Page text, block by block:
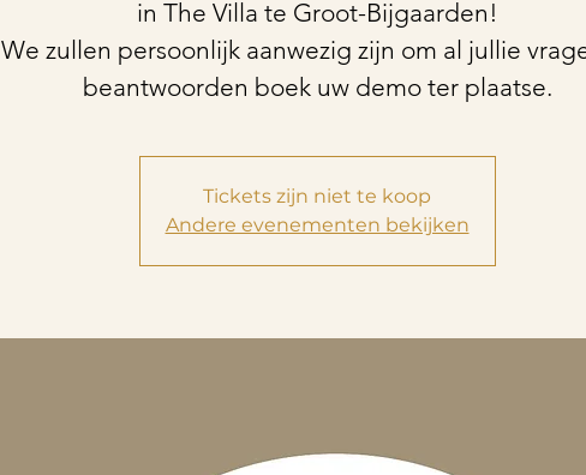
in The Villa te Groot-Bijgaarden!
We zullen persoonlijk aanwezig zijn om al jullie
beantwoorden boek uw demo ter plaatse.
Tickets zijn niet te koop
Andere evenementen bekijken